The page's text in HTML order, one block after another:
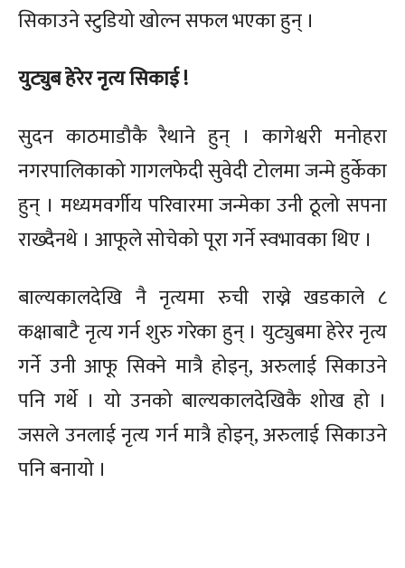
सिकाउने स्टुडियो खोल्न सफल भएका हुन् ।
युट्युब हेरेर नृत्य सिकाई !
सुदन काठमाडौकै रैथाने हुन् । कागेश्वरी मनोहरा
नगरपालिकाको गागलफेदी सुवेदी टोलमा जन्मे हुर्केका
हुन् । मध्यमवर्गीय परिवारमा जन्मेका उनी ठूलो सपना
राख्दैनथे । आफूले सोचेको पूरा गर्ने स्वभावका थिए ।
बाल्यकालदेखि नै नृत्यमा रुची राख्ने खडकाले ८
कक्षाबाटै नृत्य गर्न शुरु गरेका हुन् । युट्युबमा हेरेर नृत्य
गर्ने उनी आफू सिक्ने मात्रै होइन्, अरुलाई सिकाउने
पनि गर्थे । यो उनको बाल्यकालदेखिकै शोख हो ।
जसले उनलाई नृत्य गर्न मात्रै होइन्, अरुलाई सिकाउने
पनि बनायो ।